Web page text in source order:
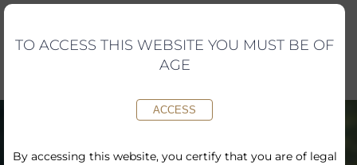
Skip
content
TO ACCESS THIS WEBSITE YOU MUST BE OF
AGE
ACCESS
By accessing this website, you certify that you are of legal